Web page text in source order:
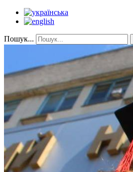
Пошук...